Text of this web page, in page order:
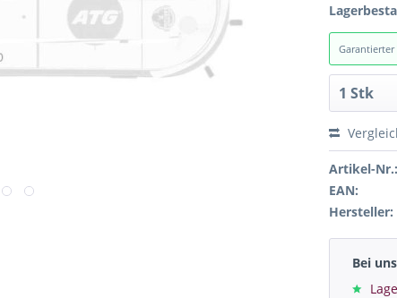
Garantierter
Artikel-Nr.:
EAN:
Hersteller:
Bei